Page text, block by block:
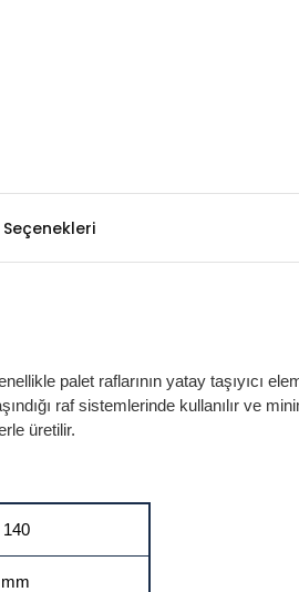
palet raflarının yatay taşıyıcı
raf sistemlerinde kullanılır ve
üretilir.